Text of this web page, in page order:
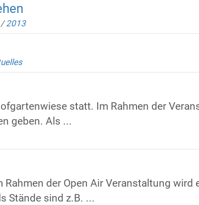
/2013
statt. Im Rahmen der
geben. Als ...
der Open Air Veranstaltung wird
Stände sind z.B. ...